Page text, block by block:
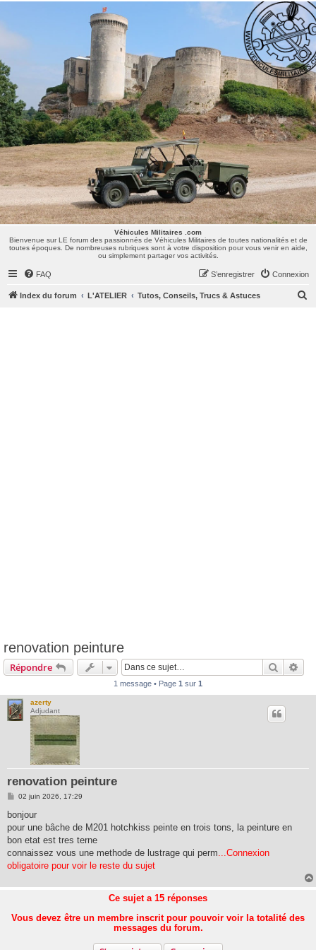
Véhicules Militaires .com
Bienvenue sur LE forum des passionnés de Véhicules Militaires de toutes nationalités et de
toutes époques. De nombreuses rubriques sont à votre disposition pour vous venir en aide,
ou simplement partager vos activités.
Véhicules Militaires .com
Bienvenue sur LE forum des passionnés de Véhicules Militaires de toutes nationalités et de
toutes époques. De nombreuses rubriques sont à votre disposition pour vous venir en aide,
ou simplement partager vos activités.
FAQ Connexion
S’enregistrer
Index du forum L'ATELIER Tutos, Conseils, Trucs & Astuces
renovation peinture
Répondre
1 message • Page 1 sur 1
azerty
Adjudant
renovation peinture
M
s
a
g
02 juin 2026, 17:29
bonjour
pour une bâche de M201 hotchkiss peinte en trois tons, la peinture en
bon etat est tres terne
connaissez vous une methode de lustrage qui perm ...Connexion
obligatoire pour voir le reste du sujet
Ce sujet a 15 réponses
Vous devez être un membre inscrit pour pouvoir voir la totalité des
messages du forum.